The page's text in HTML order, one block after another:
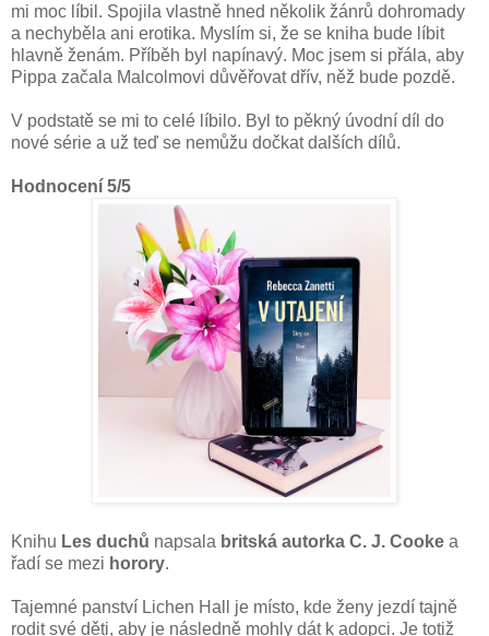
mi moc líbil. Spojila vlastně hned několik žánrů dohromady
a nechyběla ani erotika. Myslím si, že se kniha bude líbit
hlavně ženám. Příběh byl napínavý. Moc jsem si přála, aby
Pippa začala Malcolmovi důvěřovat dřív, něž bude pozdě.
V podstatě se mi to celé líbilo. Byl to pěkný úvodní díl do
nové série a už teď se nemůžu dočkat dalších dílů.
Hodnocení 5/5
Knihu Les duchů napsala britská autorka C. J. Cooke a
řadí se mezi horory.
Tajemné panství Lichen Hall je místo, kde ženy jezdí tajně
rodit své děti, aby je následně mohly dát k adopci. Je totiž